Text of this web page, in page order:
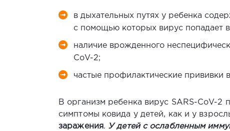
в дыхательных путях у ребенка
с помощью которых вирус попадает в
наличие врожденного
CoV-2;
частые профилактические
В организм ребенка вирус SARS-CoV-2
симптомы ковида у детей, как и у
заражения. У детей с ослабленным